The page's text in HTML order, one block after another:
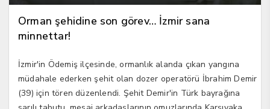
Orman şehidine son görev… İzmir sana
minnettar!
İzmir'in Ödemiş ilçesinde, ormanlık alanda çıkan yangına
müdahale ederken şehit olan dozer operatörü İbrahim Demir
(39) için tören düzenlendi. Şehit Demir'in Türk bayrağına